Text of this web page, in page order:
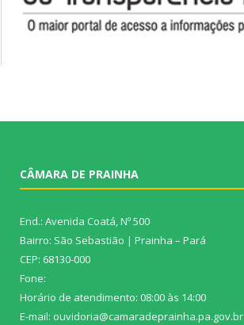
CÂMARA DE PRAINHA
End.: Avenida Coatá, Nº 500
Bairro: São Sebastião | Prainha – Pará
CEP: 68130-000
Fone:
Horário de atendimento: 08:00 às 14:00
E-mail: ouvidoria@camaradeprainha.pa.gov.br